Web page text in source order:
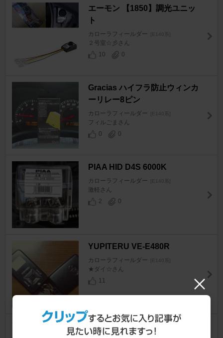
エーモン 【1850】調光ユニッ
ト
カローラフィールダー
２号室☆彡さん
10
0
Gracias ハイフラ防止ウィンカ
ーリレー8ピン
カローラフィールダー
フィルごまさん
0
0
PIAA HID D4S 6000K
カローラフィールダー
激軽さん
2
0
YUPITERU VE-E480R
カローラフィールダー
★ダイ☆さん
11
YAC VP-75 ナビシェイドL